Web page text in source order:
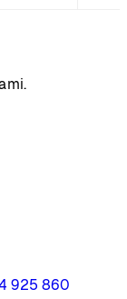
925 860